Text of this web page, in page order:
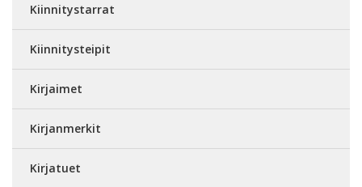
Kiinnitystarrat
Kiinnitysteipit
Kirjaimet
Kirjanmerkit
Kirjatuet